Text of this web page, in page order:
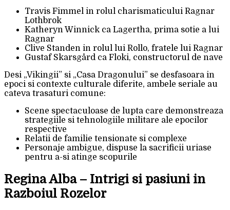
Travis Fimmel in rolul charismaticului Ragnar
Lothbrok
Katheryn Winnick ca Lagertha, prima sotie a lui
Ragnar
Clive Standen in rolul lui Rollo, fratele lui Ragnar
Gustaf Skarsgård ca Floki, constructorul de nave
Desi „Vikingii” si „Casa Dragonului” se desfasoara in
epoci si contexte culturale diferite, ambele seriale au
cateva trasaturi comune:
Scene spectaculoase de lupta care demonstreaza
strategiile si tehnologiile militare ale epocilor
respective
Relatii de familie tensionate si complexe
Personaje ambigue, dispuse la sacrificii uriase
pentru a-si atinge scopurile
Regina Alba – Intrigi si pasiuni in
Razboiul Rozelor